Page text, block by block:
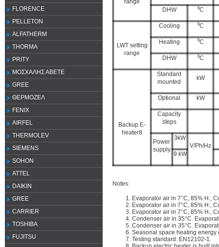
FLORENCE
PELLETON
ALFATHERM
THORMA
PRITY
ΜΟΣΧΑΛΗΣ ΑΒΕΤΕ
GREE
ΘΕΡΜΟΖΕΛ
FENIX
AIRFEL
THERMOLEV
SIEMENS
SOHON
ATTEL
DAIKIN
GREE
CARRIER
TOSHIBA
FUJITSU
range
DHW ⁰C
LWT setting
range
Cooling ⁰C
Heating ⁰C
DHW ⁰C
Backup E-
heater8
Standard
mounted
kW
Optional kW
Capacity
steps
Power
supply
3kW
V/Ph/Hz
9 kW
Notes:
Evaporator air in 7°C, 85% H.,
Evaporator air in 7°C, 85% H.,
Evaporator air in 7°C, 85% H.,
Condenser air in 35°C.
Condenser air in 35°C.
Seasonal space heating energy
Testing standard: EN12102-1.